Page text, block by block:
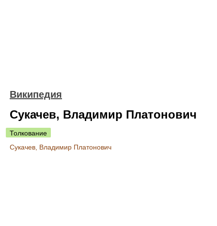
Википедия
Сукачев, Владимир Платонович
Толкование
Сукачев, Владимир Платонович